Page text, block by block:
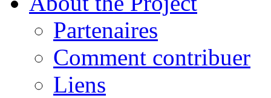
Partenaires
Comment contribuer
Liens